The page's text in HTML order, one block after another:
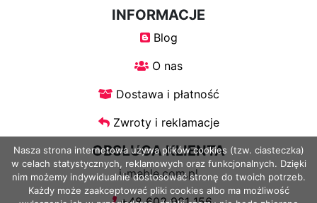
tapicerowane
skandynawskie
Pufy
INFORMACJE
Blog
O nas
Dostawa i płatność
Zwroty i reklamacje
OBSŁUGA KLIENTA
i-meble.com.pl
Nasza strona internetowa używa plików cookies (tzw. ciasteczka)
w celach statystycznych, reklamowych oraz funkcjonalnych. Dzięki
nim możemy indywidualnie dostosować stronę do twoich potrzeb.
Każdy może zaakceptować pliki cookies albo ma możliwość